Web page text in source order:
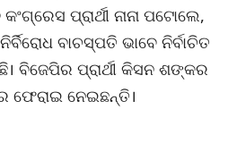
ପ୍ରାର୍ଥୀ ନାନା ପଟୋଲେ,
ବାଚସ୍ପତି ଭାବେ ନିର୍ବାଚିତ
ବିଜେପିର ପ୍ରାର୍ଥୀ କିସନ ଶଙ୍କର
ଫେରାଇ ନେଇଛନ୍ତି।